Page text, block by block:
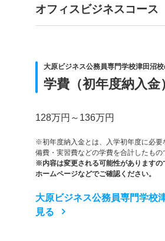
オフィスビジネスコース
大原ビジネス公務員専門学校津田沼
学費（初年度納入金
128万円～136万円
※初年度納入金とは、入学初年度に必要
備費・実習費などの学費を合計したもの
※内容は変更される可能性がありますの
ホームページなどでご確認ください。
大原ビジネス公務員専門学校
見る